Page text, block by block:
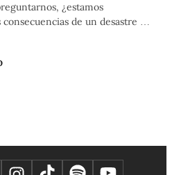
¿estamos
de un desastre de
Gilberto Romero, de la
con mención en gerencia de
de desastres de la PUCP,